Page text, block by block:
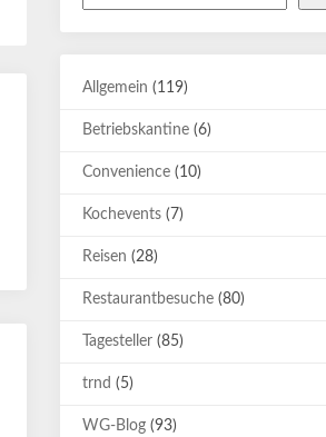
Allgemein (119)
Betriebskantine (6)
Convenience (10)
Kochevents (7)
Reisen (28)
Restaurantbesuche (80)
Tagesteller (85)
trnd (5)
WG-Blog (93)